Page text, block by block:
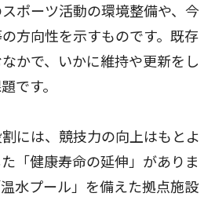
ポーツ活動の環境整備や、今
方向性を示すものです。既存
かで、いかに維持や更新をし
です。
には、競技力の向上はもとよ
「健康寿命の延伸」がありま
水プール」を備えた拠点施設